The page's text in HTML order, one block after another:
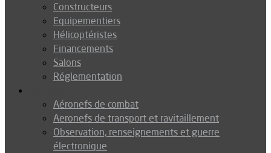
Constructeurs
Equipementiers
Hélicoptéristes
Financements
Salons
Réglementation
Aéronefs de combat
Aeronefs de transport et ravitaillement
Observation, renseignements et guerre
électronique